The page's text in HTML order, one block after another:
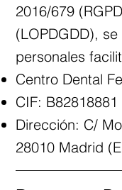
2016/679
(LOPDGDD),
personales
Centro Dental
CIF: B82818881
Dirección: C/
28010 Madrid